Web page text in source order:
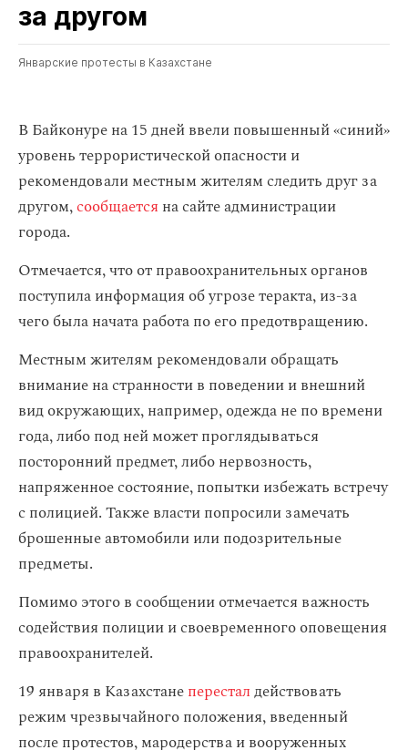
за другом
Январские протесты в Казахстане
В Байконуре на 15 дней ввели повышенный «синий»
уровень террористической опасности и
рекомендовали местным жителям следить друг за
другом,сообщается на сайте администрации
города.
Отмечается, что от правоохранительных органов
поступила информация об угрозе теракта, из-за
чего была начата работа по его предотвращению.
Местным жителям рекомендовали обращать
внимание на странности в поведении и внешний
вид окружающих, например, одежда не по времени
года, либо под ней может проглядываться
посторонний предмет, либо нервозность,
напряженное состояние, попытки избежать встречу
с полицией. Также власти попросили замечать
брошенные автомобили или подозрительные
предметы.
Помимо этого в сообщении отмечается важность
содействия полиции и своевременного оповещения
правоохранителей.
19 января в Казахстанепересталдействовать
режим чрезвычайного положения, введенный
после протестов, мародерства и вооруженных